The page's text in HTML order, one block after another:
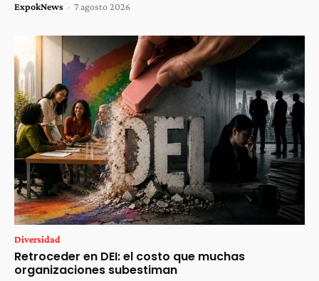
ExpokNews - 7 agosto 2026
Diversidad
Retroceder en DEI: el costo que muchas
organizaciones subestiman